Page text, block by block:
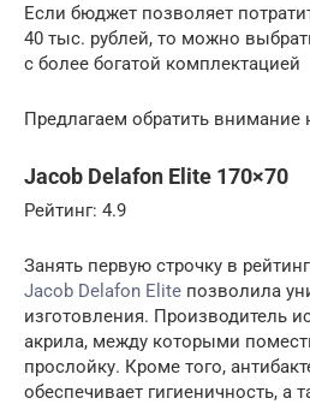
Если бюджет позволяет
40 тыс. рублей, то можно
с более богатой комплектацией
Предлагаем обратить
Jacob Delafon Elite 170×70
Рейтинг: 4.9
Занять первую строчку в
Jacob Delafon Elite позволила
изготовления. Производитель
акрила, между которыми
прослойку. Кроме того,
обеспечивает гигиеничность, а